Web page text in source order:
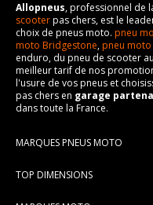
Allopneus, professionnel de
scooterpas chers, est le
choix de pneus moto. pneu
moto Bridgestone,pneu
enduro, du pneu de scooter
meilleur tarif de nos
l'usure de vos pneus et
pas chers en garage
dans toute la France.
MARQUES PNEUS MOTO
TOP DIMENSIONS